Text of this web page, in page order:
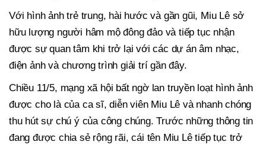
Với hình ảnh trẻ trung, hài hước và gần gũi, Miu Lê sở
hữu lượng người hâm mộ đông đảo và tiếp tục nhận
được sự quan tâm khi trở lại với các dự án âm nhạc,
điện ảnh và chương trình giải trí gần đây.
Chiều 11/5, mạng xã hội bất ngờ lan truyền loạt hình ảnh
được cho là của ca sĩ, diễn viên Miu Lê và nhanh chóng
thu hút sự chú ý của công chúng. Trước những thông tin
đang được chia sẻ rộng rãi, cái tên Miu Lê tiếp tục trở